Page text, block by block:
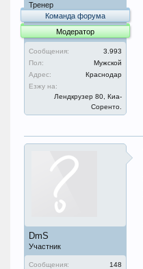
Тренер
Команда форума
Модератор
Сообщения:
3.993
Пол:
Мужской
Адрес:
Краснодар
Езжу на:
Лендкрузер 80, Киа-
Соренто.
DmS
Участник
Сообщения:
148